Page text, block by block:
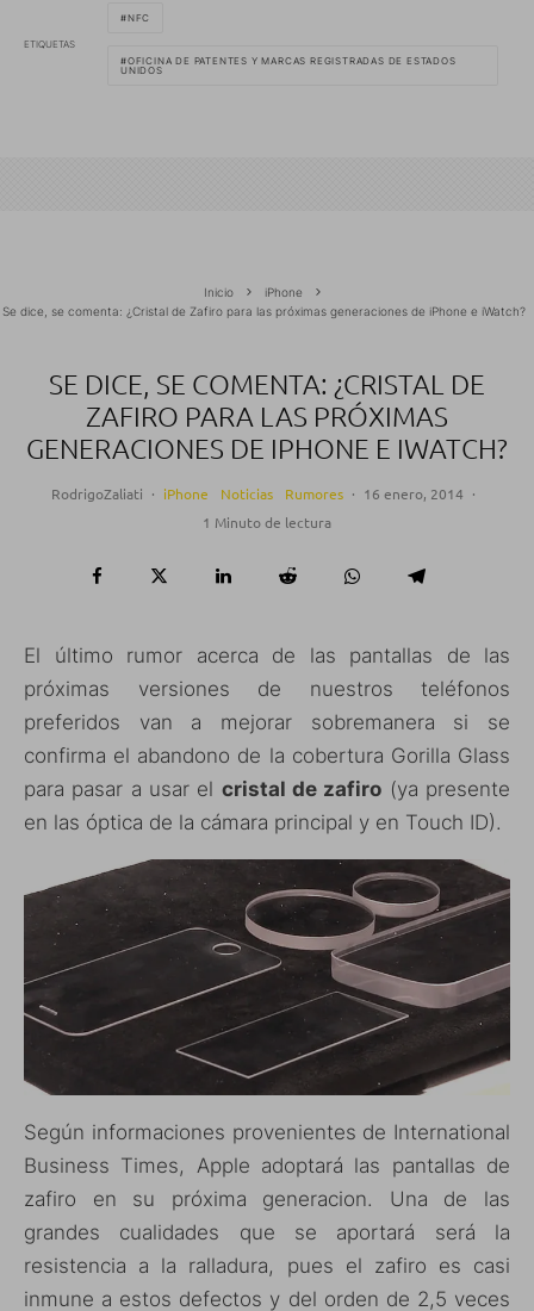
ETIQUETAS
NFC
OFICINA DE PATENTES Y MARCAS REGISTRADAS DE ESTADOS
UNIDOS
Inicio
iPhone
Se dice, se comenta: ¿Cristal de Zafiro para las próximas generaciones de iPhone e iWatch?
SE DICE, SE COMENTA: ¿CRISTAL DE
ZAFIRO PARA LAS PRÓXIMAS
GENERACIONES DE IPHONE E IWATCH?
RodrigoZaliati · iPhone Noticias Rumores · 16 enero, 2014 ·
1 Minuto de lectura
El último rumor acerca de las pantallas de las
próximas versiones de nuestros teléfonos
preferidos van a mejorar sobremanera si se
confirma el abandono de la cobertura Gorilla Glass
para pasar a usar el cristal de zafiro (ya presente
en las óptica de la cámara principal y en Touch ID).
Según informaciones provenientes de International
Business Times, Apple adoptará las pantallas de
zafiro en su próxima generacion. Una de las
grandes cualidades que se aportará será la
resistencia a la ralladura, pues el zafiro es casi
inmune a estos defectos y del orden de 2,5 veces